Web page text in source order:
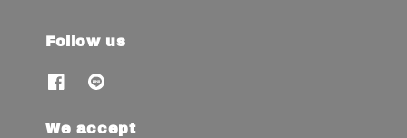
Follow us
We accept